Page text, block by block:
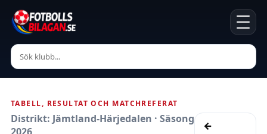
TABELL, RESULTAT OCH MATCHREFERAT
Distrikt: Jämtland-Härjedalen · Säsong
←